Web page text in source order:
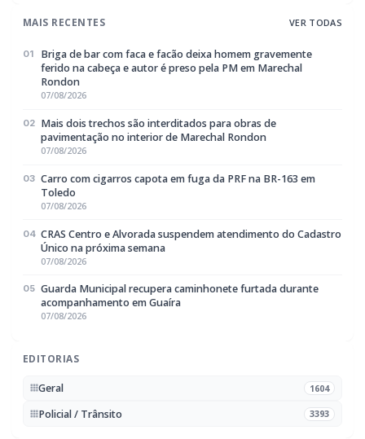
Rondon
07/08/2026
02
Mais dois trechos são interditados para obras de
pavimentação no interior de Marechal Rondon
07/08/2026
Toledo
07/08/2026
Único na próxima semana
07/08/2026
acompanhamento em Guaíra
07/08/2026
EDITORIAS
Geral